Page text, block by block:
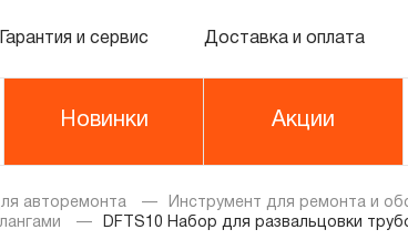
Гарантия и сервис Доставка и оплата
Новинки Акции
авторемонта
Инструмент для ремонта и
DFTS10 Набор для развальцовки